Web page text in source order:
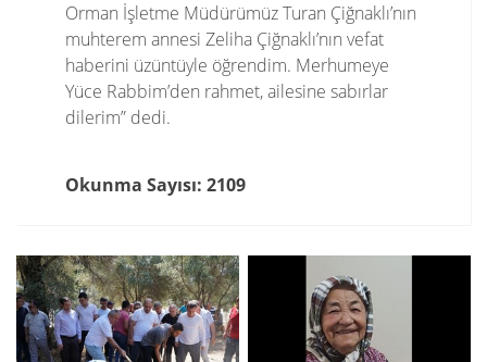
Orman İşletme Müdürümüz Turan Çiğnaklı’nın
muhterem annesi Zeliha Çiğnaklı’nın vefat
haberini üzüntüyle öğrendim. Merhumeye
Yüce Rabbim’den rahmet, ailesine sabırlar
dilerim” dedi.
Okunma Sayısı: 2109